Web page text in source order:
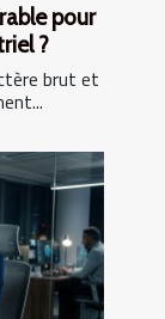
pour
?
brut et